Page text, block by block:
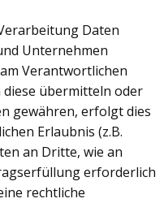
Daten
Unternehmen
Verantwortlichen
übermitteln oder
gewähren, erfolgt dies
Erlaubnis (z.B.
an Dritte, wie an
erforderlich
rechtliche